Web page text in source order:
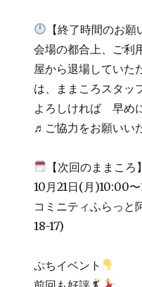
【終了時間のお願
会場の都合上、ご利
屋から退場していた
は、ままころスタッ
よろしければ 早め
♬ご協力をお願いい
【次回のままころ】
10月21日(月)10:00
コミニティふらっと
18-17)
ぷちイベント